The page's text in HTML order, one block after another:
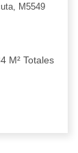
M5549
M² Totales